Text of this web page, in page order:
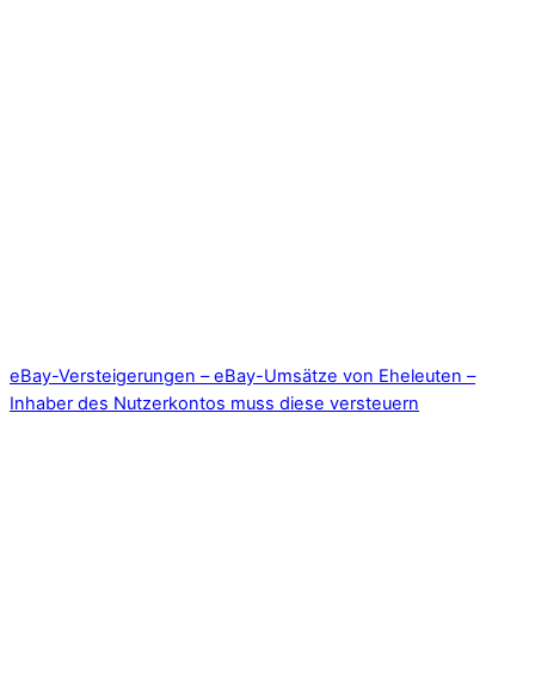
eBay-Versteigerungen – eBay-Umsätze von Eheleuten –
Inhaber des Nutzerkontos muss diese versteuern